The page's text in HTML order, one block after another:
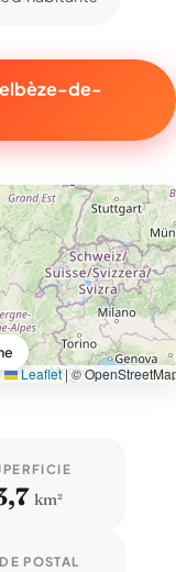
de-
Leaflet|©
km²
POSTAL